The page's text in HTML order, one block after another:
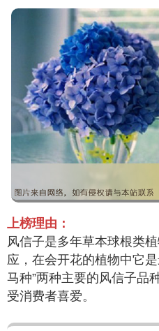
上榜理由：
风信子是多年草本球根类
应，在会开花的植物中它是
马种”两种主要的风信子品
受消费者喜爱。